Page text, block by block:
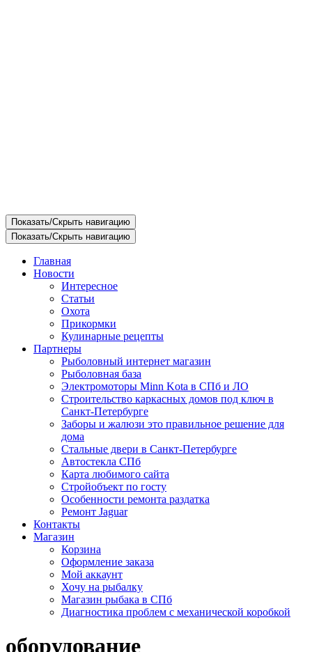
Показать/Скрыть навигацию
Показать/Скрыть навигацию
Главная
Новости
Интересное
Статьи
Охота
Прикормки
Кулинарные рецепты
Партнеры
Рыболовный интернет магазин
Рыболовная база
Электромоторы Minn Kota в СПб и ЛО
Строительство каркасных домов под ключ в
Санкт-Петербурге
Заборы и жалюзи это правильное решение для
дома
Стальные двери в Санкт-Петербурге
Автостекла СПб
Карта любимого сайта
Стройобъект по госту
Особенности ремонта раздатка
Ремонт Jaguar
Контакты
Магазин
Корзина
Оформление заказа
Мой аккаунт
Хочу на рыбалку
Магазин рыбака в СПб
Диагностика проблем с механической коробкой
оборудование